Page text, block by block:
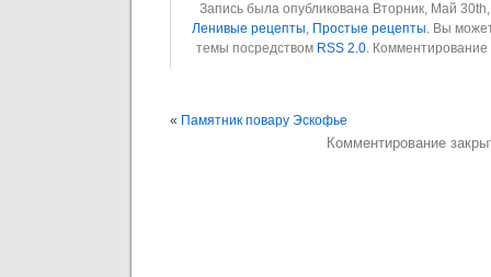
Запись была опубликована Вторник, Май
Ленивые рецепты, Простые рецепты. Вы
темы посредством RSS 2.0.
« Памятник повару Эскофье
Комментирование